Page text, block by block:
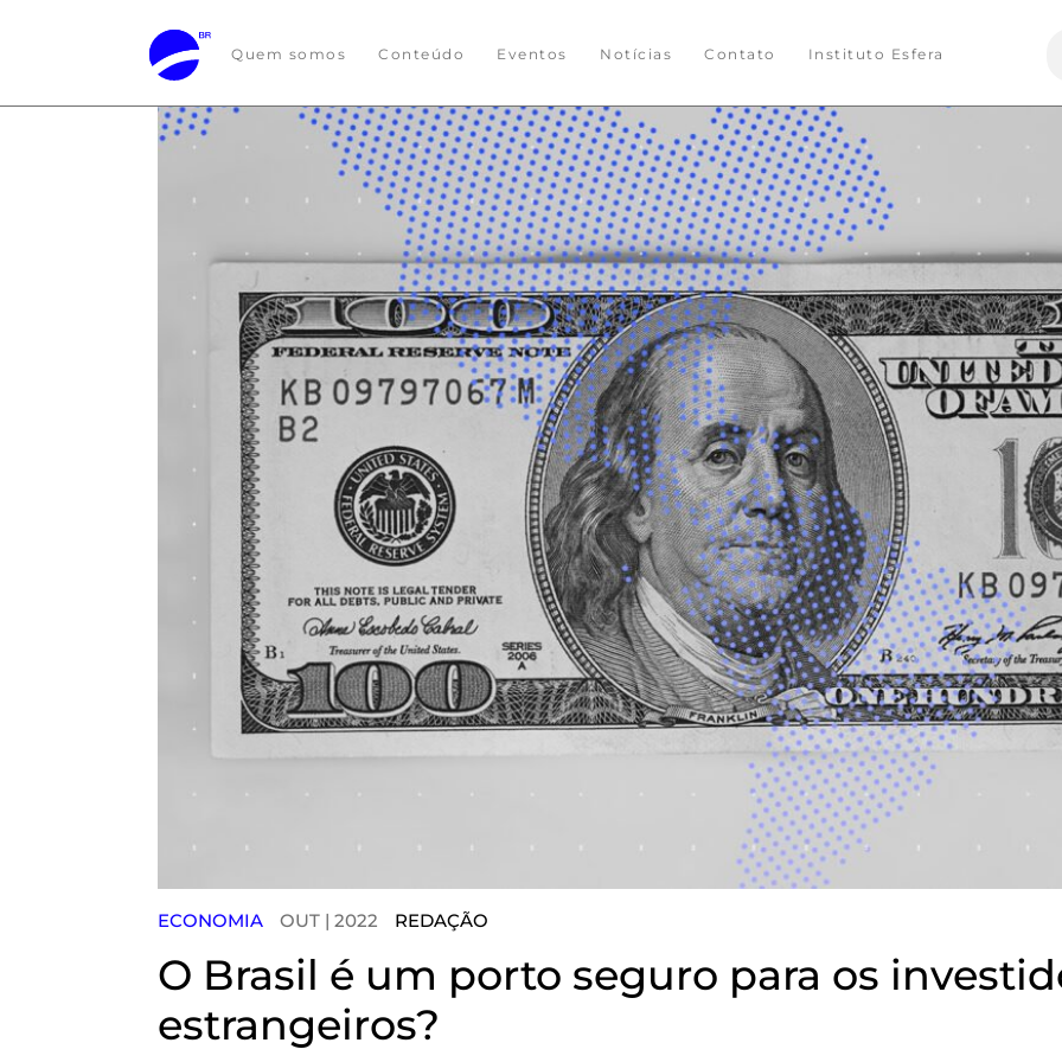
Quem somos Conteúdo Eventos Notícias Contato Instituto Esfera
ECONOMIA OUT | 2022 REDAÇÃO
O Brasil é um porto seguro para os
estrangeiros?